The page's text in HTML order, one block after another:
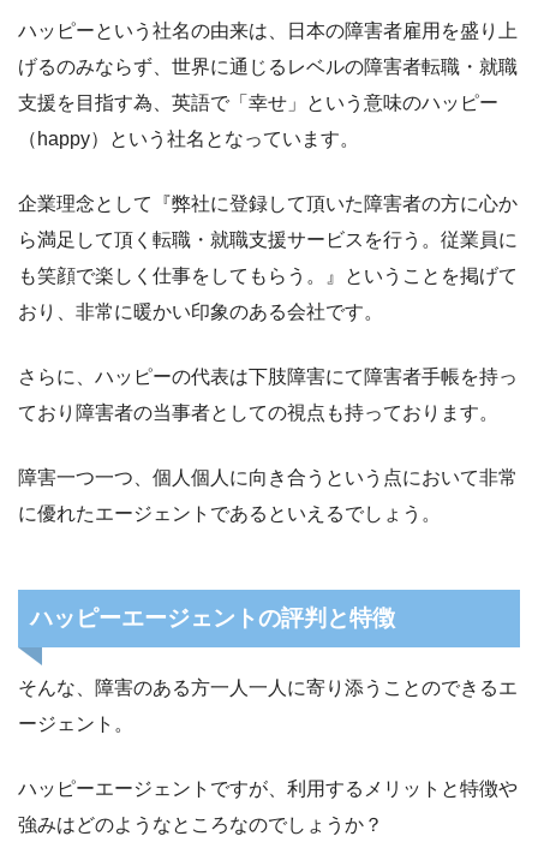
ハッピーという社名の由来は、日本の障害者雇用を盛り上
げるのみならず、世界に通じるレベルの障害者転職・就職
支援を目指す為、英語で「幸せ」という意味のハッピー
（happy）という社名となっています。
企業理念として『弊社に登録して頂いた障害者の方に心か
ら満足して頂く転職・就職支援サービスを行う。従業員に
も笑顔で楽しく仕事をしてもらう。』ということを掲げて
おり、非常に暖かい印象のある会社です。
さらに、ハッピーの代表は下肢障害にて障害者手帳を持っ
ており障害者の当事者としての視点も持っております。
障害一つ一つ、個人個人に向き合うという点において非常
に優れたエージェントであるといえるでしょう。
ハッピーエージェントの評判と特徴
そんな、障害のある方一人一人に寄り添うことのできるエ
ージェント。
ハッピーエージェントですが、利用するメリットと特徴や
強みはどのようなところなのでしょうか？